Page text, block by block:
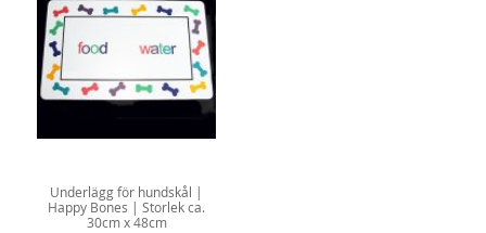
Underlägg för hundskål |
Happy Bones | Storlek ca.
30cm x 48cm